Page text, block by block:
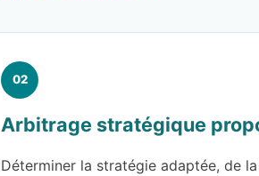
Arbitrage stratégique
Déterminer la stratégie adaptée, de